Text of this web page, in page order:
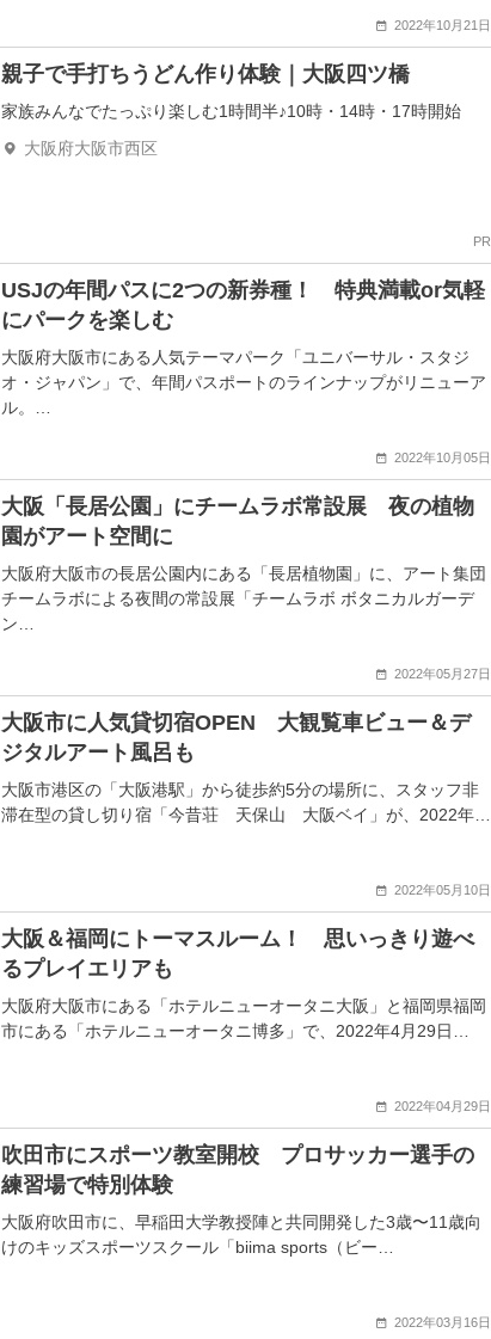
2022年10月21日
親子で手打ちうどん作り体験｜大阪四ツ橋
家族みんなでたっぷり楽しむ1時間半♪10時・14時・17時開始
大阪府大阪市西区
PR
USJの年間パスに2つの新券種！ 特典満載or気軽
にパークを楽しむ
大阪府大阪市にある人気テーマパーク「ユニバーサル・スタジ
オ・ジャパン」で、年間パスポートのラインナップがリニューア
ル。…
2022年10月05日
大阪「長居公園」にチームラボ常設展 夜の植物
園がアート空間に
大阪府大阪市の長居公園内にある「長居植物園」に、アート集団
チームラボによる夜間の常設展「チームラボ ボタニカルガーデ
ン…
2022年05月27日
大阪市に人気貸切宿OPEN 大観覧車ビュー＆デ
ジタルアート風呂も
大阪市港区の「大阪港駅」から徒歩約5分の場所に、スタッフ非
滞在型の貸し切り宿「今昔荘 天保山 大阪ベイ」が、2022年…
2022年05月10日
大阪＆福岡にトーマスルーム！ 思いっきり遊べ
るプレイエリアも
大阪府大阪市にある「ホテルニューオータニ大阪」と福岡県福岡
市にある「ホテルニューオータニ博多」で、2022年4月29日…
2022年04月29日
吹田市にスポーツ教室開校 プロサッカー選手の
練習場で特別体験
大阪府吹田市に、早稲田大学教授陣と共同開発した3歳〜11歳向
けのキッズスポーツスクール「biima sports（ビー…
2022年03月16日